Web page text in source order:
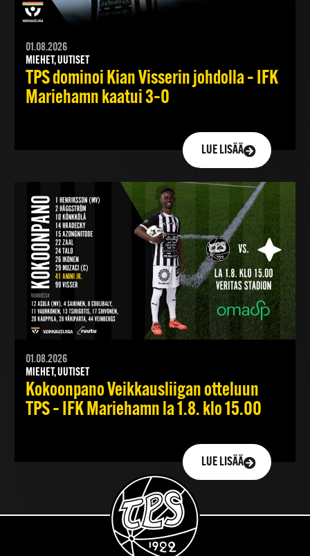
01.08.2026
MIEHET, UUTISET
TPS dominoi Kian Visserin johdolla – IFK
Mariehamn kaatui 3–0
LUE LISÄÄ
01.08.2026
MIEHET, UUTISET
Kokoonpano Veikkausliigan otteluun
TPS – IFK Mariehamn la 1.8. klo 15.00
LUE LISÄÄ